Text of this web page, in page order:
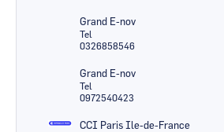
Grand E-nov
Tel
0326858546
Grand E-nov
Tel
0972540423
CCI Paris Ile-de-France